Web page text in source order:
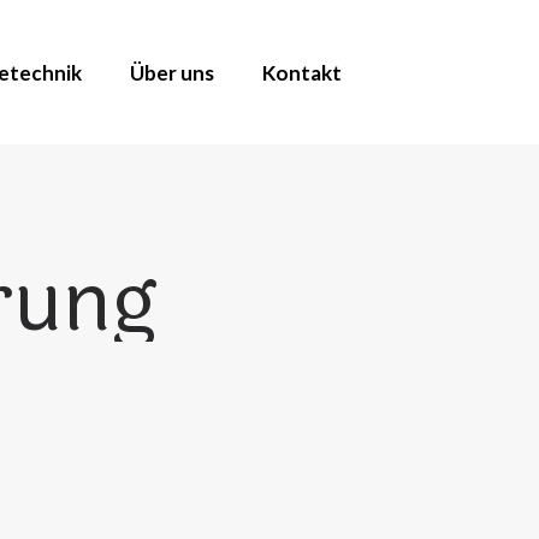
Über uns Kontakt